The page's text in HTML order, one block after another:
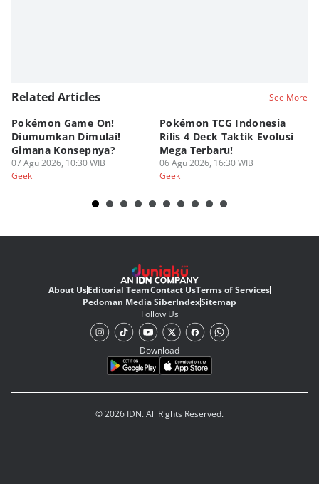
Related Articles See More
Pokémon Game On!
Diumumkan Dimulai!
Gimana Konsepnya?
07 Agu 2026, 10:30 WIB
Geek
Pokémon TCG Indonesia
Rilis 4 Deck Taktik Evolusi
Mega Terbaru!
06 Agu 2026, 16:30 WIB
Geek
About UsEditorial TeamContact UsTerms of Services
Pedoman Media SiberIndexSitemap
Follow Us
Download
© 2026 IDN. All Rights Reserved.